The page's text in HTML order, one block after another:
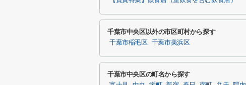
千葉市中央区以外の市区町村から探す
千葉市稲毛区 千葉市美浜区
千葉市中央区の町名から探す